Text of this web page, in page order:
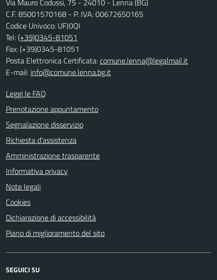
Via Mauro Codussi, 75 - 24010 - Lenna (BG)
C.F. 85001570168 - P. IVA: 00672650165
Codice Univoco: UFJ0QI
Tel:(+39)0345-81051
Fax: (+39)0345-81051
Posta Elettronica Certificata:comune.lenna@legalmail.it
E-mail: info@comune.lenna.bg.it
Leggi le FAQ
Prenotazione appuntamento
Segnalazione disservizio
Richiesta d'assistenza
Amministrazione trasparente
Informativa privacy
Note legali
Cookies
Dichiarazione di accessibilità
Piano di miglioramento del sito
SEGUICI SU